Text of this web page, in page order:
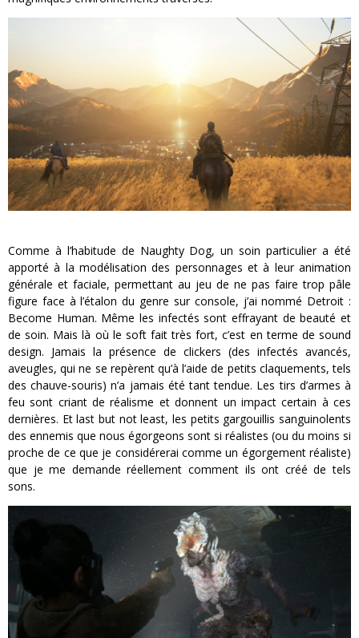
Comme à l’habitude de Naughty Dog, un soin particulier a été
apporté à la modélisation des personnages et à leur animation
générale et faciale, permettant au jeu de ne pas faire trop pâle
figure face à l’étalon du genre sur console, j’ai nommé Detroit :
Become Human. Même les infectés sont effrayant de beauté et
de soin. Mais là où le soft fait très fort, c’est en terme de sound
design. Jamais la présence de clickers (des infectés avancés,
aveugles, qui ne se repèrent qu’à l’aide de petits claquements, tels
des chauve-souris) n’a jamais été tant tendue. Les tirs d’armes à
feu sont criant de réalisme et donnent un impact certain à ces
dernières. Et last but not least, les petits gargouillis sanguinolents
des ennemis que nous égorgeons sont si réalistes (ou du moins si
proche de ce que je considérerai comme un égorgement réaliste)
que je me demande réellement comment ils ont créé de tels
sons.